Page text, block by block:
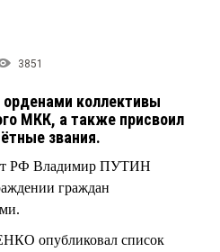
3851
коллективы
МКК, а также присвоил
звания.
РФ Владимир ПУТИН
граждан
опубликовал список